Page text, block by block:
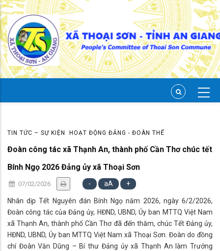
Skip
to
main
content
TIN TỨC – SỰ KIỆN HOẠT ĐỘNG ĐẢNG - ĐOÀN THỂ
Đoàn công tác xã Thạnh An, thành phố Cần Thơ chúc tết
Bính Ngọ 2026 Đảng ủy xã Thoại Sơn
07/02/2026 - aA +
Nhân dịp Tết Nguyên đán Bính Ngọ năm 2026, ngày 6/2/2026,
Đoàn công tác của Đảng ủy, HĐND, UBND, Ủy ban MTTQ Việt Nam
xã Thạnh An, thành phố Cần Thơ đã đến thăm, chúc Tết Đảng ủy,
HĐND, UBND, Ủy ban MTTQ Việt Nam xã Thoại Sơn. Đoàn do đồng
chí Đoàn Văn Dũng – Bí thư Đảng ủy xã Thạnh An làm Trưởng